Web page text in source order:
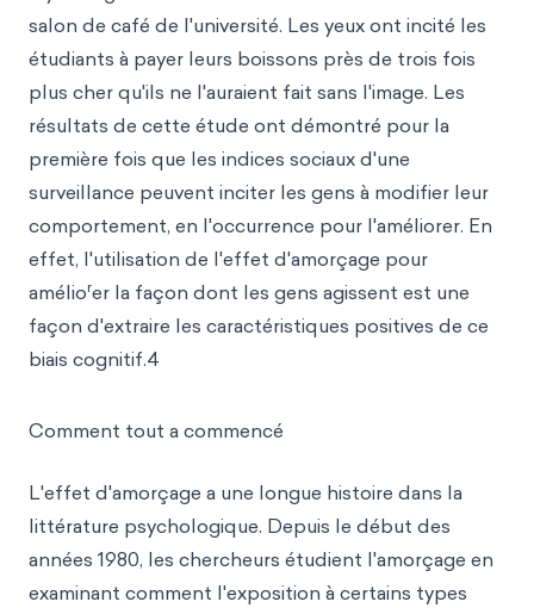
salon de café de l'université. Les yeux ont incité les
étudiants à payer leurs boissons près de trois fois
plus cher qu'ils ne l'auraient fait sans l'image. Les
résultats de cette étude ont démontré pour la
première fois que les indices sociaux d'une
surveillance peuvent inciter les gens à modifier leur
comportement, en l'occurrence pour l'améliorer. En
effet, l'utilisation de l'effet d'amorçage pour
améliorer la façon dont les gens agissent est une
façon d'extraire les caractéristiques positives de ce
biais cognitif.4
Comment tout a commencé
L'effet d'amorçage a une longue histoire dans la
littérature psychologique. Depuis le début des
années 1980, les chercheurs étudient l'amorçage en
examinant comment l'exposition à certains types